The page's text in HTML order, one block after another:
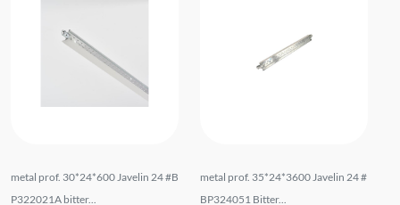
metal prof. 30*24*600 Javelin 24 #B
P322021A bitter...
metal prof. 35*24*3600 Javelin 24 #
BP324051 Bitter...